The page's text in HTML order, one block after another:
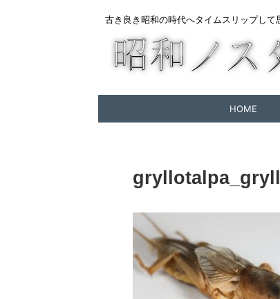
古き良き昭和の時代へタイムスリップして
HOME